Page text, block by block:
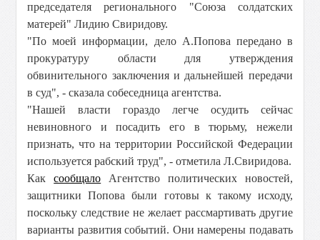
председателя регионального "Союза солдатских
матерей" Лидию Свиридову.
"По моей информации, дело А.Попова передано в
прокуратуру области для утверждения
обвинительного заключения и дальнейшей передачи
в суд", - сказала собеседница агентства.
"Нашей власти гораздо легче осудить сейчас
невиновного и посадить его в тюрьму, нежели
признать, что на территории Российской Федерации
используется рабский труд", - отметила Л.Свиридова.
Каксообщало Агентство политических новостей,
защитники Попова были готовы к такому исходу,
поскольку следствие не желает рассмартивать другие
варианты развития событий. Они намерены подавать